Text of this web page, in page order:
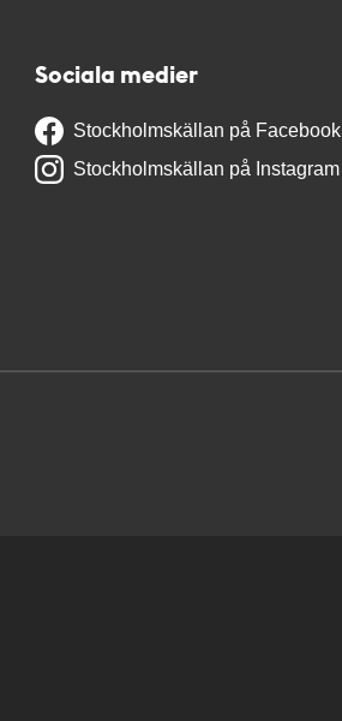
Sociala medier
Stockholmskällan på Facebook
Stockholmskällan på Instagram